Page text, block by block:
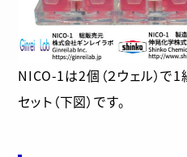
NICO-1は2個（２ウェル）で1
セット（下図）です。